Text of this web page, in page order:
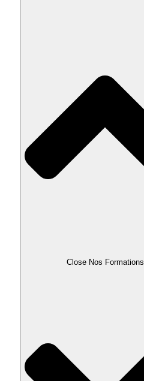
Close Nos Formations